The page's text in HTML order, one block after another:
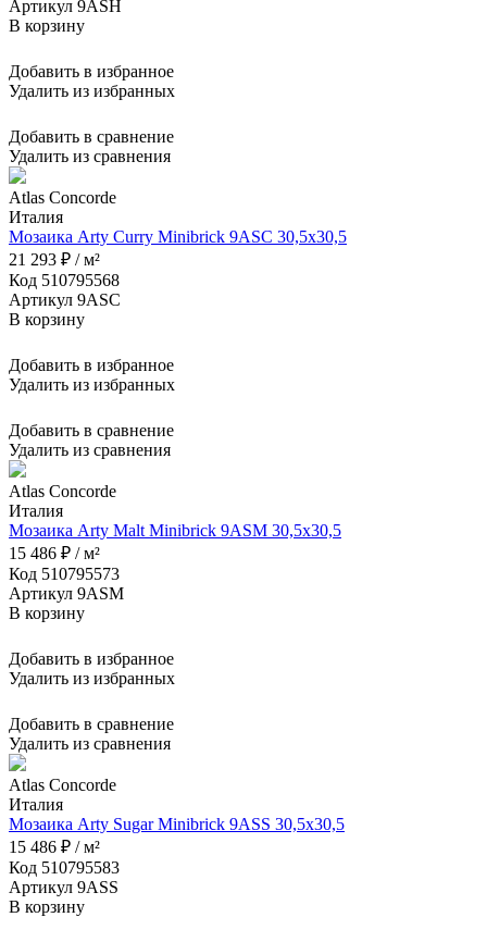
Артикул 9ASH
В корзину
Добавить в избранное
Удалить из избранных
Добавить в сравнение
Удалить из сравнения
Atlas Concorde
Италия
Мозаика Arty Curry Minibrick 9ASC 30,5x30,5
21 293 ₽ / м²
Код 510795568
Артикул 9ASC
В корзину
Добавить в избранное
Удалить из избранных
Добавить в сравнение
Удалить из сравнения
Atlas Concorde
Италия
Мозаика Arty Malt Minibrick 9ASM 30,5x30,5
15 486 ₽ / м²
Код 510795573
Артикул 9ASM
В корзину
Добавить в избранное
Удалить из избранных
Добавить в сравнение
Удалить из сравнения
Atlas Concorde
Италия
Мозаика Arty Sugar Minibrick 9ASS 30,5x30,5
15 486 ₽ / м²
Код 510795583
Артикул 9ASS
В корзину